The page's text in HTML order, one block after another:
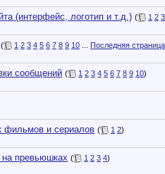
(интерфейс, логотип и т.д.) ( 1 2 3
( 1 2 3 4 5 6 7 8 9 10 Последняя страница
сообщений ( 1 2 3 4 5 6 7 8 9 10)
фильмов и сериалов ( 1 2)
превьюшках ( 1 2 3 4)